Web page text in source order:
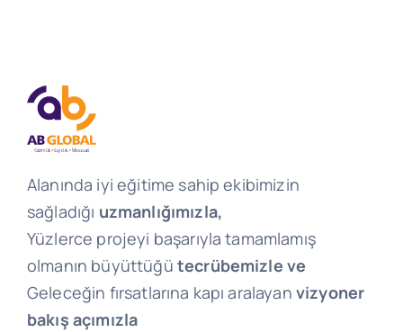
Alanında iyi eğitime sahip ekibimizin
sağladığı uzmanlığımızla,
Yüzlerce projeyi başarıyla tamamlamış
olmanın büyüttüğü tecrübemizle ve
Geleceğin fırsatlarına kapı aralayan vizyoner
bakış açımızla